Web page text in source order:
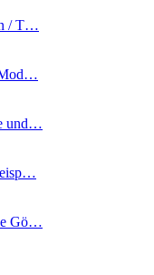
/ T…
und…
Gö…